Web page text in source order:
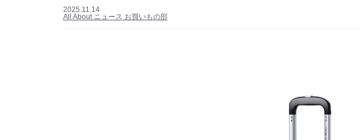
2025.11.14
All About ニュース お買いもの部